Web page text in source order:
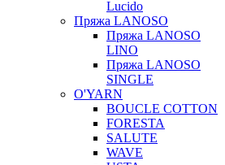
Lucido
Пряжа LANOSO
Пряжа LANOSO
LINO
Пряжа LANOSO
SINGLE
O'YARN
BOUCLE COTTON
FORESTA
SALUTE
WAVE